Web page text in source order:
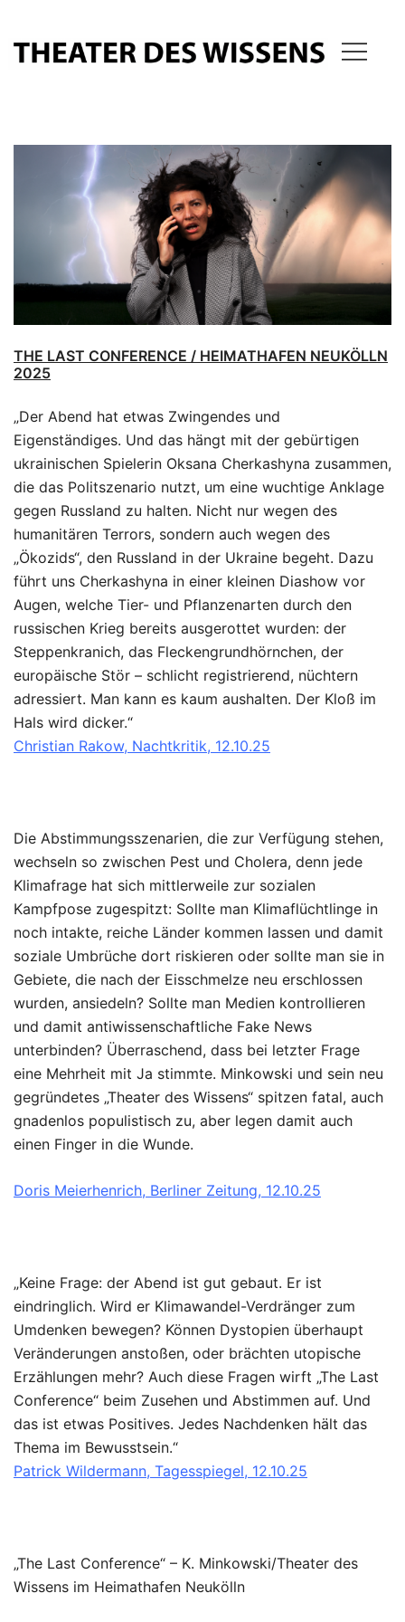
springen
THE LAST CONFERENCE / HEIMATHAFEN NEUKÖLLN
2025
„Der Abend hat etwas Zwingendes und
Eigenständiges. Und das hängt mit der gebürtigen
ukrainischen Spielerin Oksana Cherkashyna zusammen,
die das Politszenario nutzt, um eine wuchtige Anklage
gegen Russland zu halten. Nicht nur wegen des
humanitären Terrors, sondern auch wegen des
„Ökozids“, den Russland in der Ukraine begeht. Dazu
führt uns Cherkashyna in einer kleinen Diashow vor
Augen, welche Tier- und Pflanzenarten durch den
russischen Krieg bereits ausgerottet wurden: der
Steppenkranich, das Fleckengrundhörnchen, der
europäische Stör – schlicht registrierend, nüchtern
adressiert. Man kann es kaum aushalten. Der Kloß im
Hals wird dicker.“
Christian Rakow, Nachtkritik, 12.10.25
Die Abstimmungsszenarien, die zur Verfügung stehen,
wechseln so zwischen Pest und Cholera, denn jede
Klimafrage hat sich mittlerweile zur sozialen
Kampfpose zugespitzt: Sollte man Klimaflüchtlinge in
noch intakte, reiche Länder kommen lassen und damit
soziale Umbrüche dort riskieren oder sollte man sie in
Gebiete, die nach der Eisschmelze neu erschlossen
wurden, ansiedeln? Sollte man Medien kontrollieren
und damit antiwissenschaftliche Fake News
unterbinden? Überraschend, dass bei letzter Frage
eine Mehrheit mit Ja stimmte. Minkowski und sein neu
gegründetes „Theater des Wissens“ spitzen fatal, auch
gnadenlos populistisch zu, aber legen damit auch
einen Finger in die Wunde.
Doris Meierhenrich, Berliner Zeitung, 12.10.25
„Keine Frage: der Abend ist gut gebaut. Er ist
eindringlich. Wird er Klimawandel-Verdränger zum
Umdenken bewegen? Können Dystopien überhaupt
Veränderungen anstoßen, oder brächten utopische
Erzählungen mehr? Auch diese Fragen wirft „The Last
Conference“ beim Zusehen und Abstimmen auf. Und
das ist etwas Positives. Jedes Nachdenken hält das
Thema im Bewusstsein.“
Patrick Wildermann, Tagesspiegel, 12.10.25
„The Last Conference“ – K. Minkowski/Theater des
Wissens im Heimathafen Neukölln